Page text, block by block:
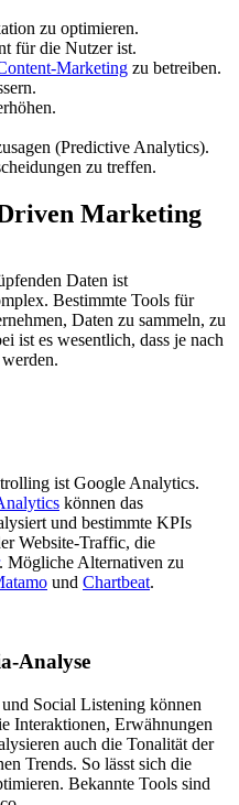
zu optimieren.
für die Nutzer ist.
Marketing zu betreiben.
(Predictive Analytics).
zu treffen.
Marketing
Daten ist
Bestimmte Tools für
Daten zu sammeln, zu
ist es wesentlich, dass je nach
ist Google Analytics.
können das
und bestimmte KPIs
Website-Traffic, die
. Mögliche Alternativen zu
und Chartbeat.
Analyse
Social Listening können
Interaktionen, Erwähnungen
auch die Tonalität der
Trends. So lässt sich die
Bekannte Tools sind